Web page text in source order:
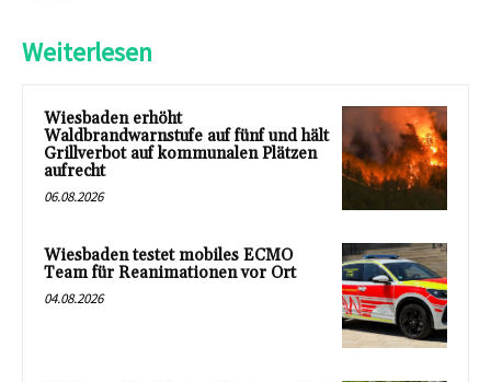
Weiterlesen
Wiesbaden erhöht
Waldbrandwarnstufe auf fünf und hält
Grillverbot auf kommunalen Plätzen
aufrecht
06.08.2026
Wiesbaden testet mobiles ECMO
Team für Reanimationen vor Ort
04.08.2026